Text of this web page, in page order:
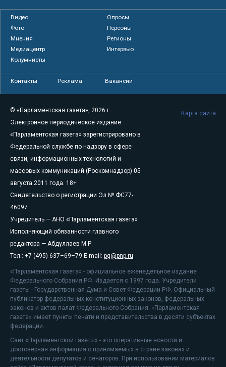
Видео
Опросы
Фото
Персоны
Мнения
Регионы
Медиацентр
Интервью
Колумнисты
Контакты Реклама Вакансии
© «Парламентская газета», 2026 г.
Электронное периодическое издание
«Парламентская газета» зарегистрировано в
Федеральной службе по надзору в сфере
связи, информационных технологий и
массовых коммуникаций (Роскомнадзор) 05
августа 2011 года. 18+
Свидетельство о регистрации Эл № ФС77-
46097
Учредитель — АНО «Парламентская газета»
Исполняющий обязанности главного
редактора — Абдуллаев М.Р.
Тел.: +7 (495) 637–69–79 E-mail: pg@pnp.ru
«Парламентская газета» - официальное еженедельное издание
Федерального Собрания РФ. Издается с 1997 года. Учредители
газеты - Государственная Дума и Совет Федерации РФ. Официальный
публикатор федеральных конституционных законов, федеральных
законов и актов палат Федерального Собрания. «Парламентская
газета» имеет пункты печати и представительства в десяти субъектах
федерации.
Сайт «Парламентской газеты» - это оперативные новости и
достоверная информация о принимаемых в стране законах и
деятельности депутатов и сенаторов. При использовании материалов
Карта сайта